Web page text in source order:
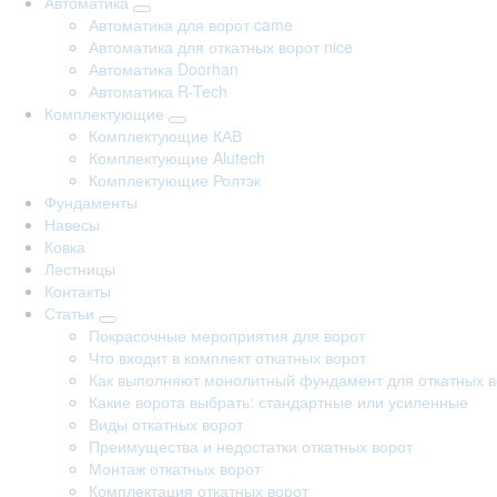
Автоматика для ворот came
Автоматика для откатных ворот nice
Автоматика Doorhan
Автоматика R-Tech
Комплектующие
Комплектующие КАВ
Комплектующие Alutech
Комплектующие Ролтэк
Фундаменты
Навесы
Ковка
Лестницы
Контакты
Статьи
Покрасочные мероприятия для ворот
Что входит в комплект откатных ворот
Как выполняют монолитный фундамент для откатных
Какие ворота выбрать: стандартные или усиленные
Виды откатных ворот
Преимущества и недостатки откатных ворот
Монтаж откатных ворот
Комплектация откатных ворот